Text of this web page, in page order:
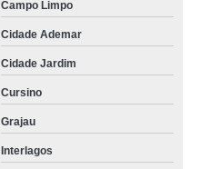
Campo Limpo
Cidade Ademar
Cidade Jardim
Cursino
Grajau
Interlagos